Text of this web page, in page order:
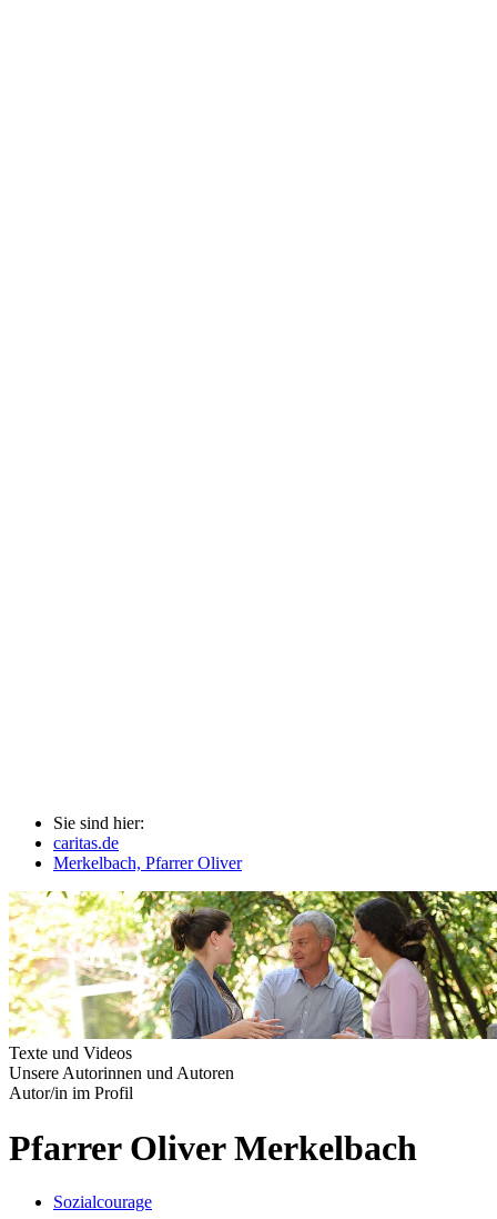
Sie sind hier:
caritas.de
Merkelbach, Pfarrer Oliver
Texte und Videos
Unsere Autorinnen und Autoren
Autor/in im Profil
Pfarrer Oliver Merkelbach
Sozialcourage